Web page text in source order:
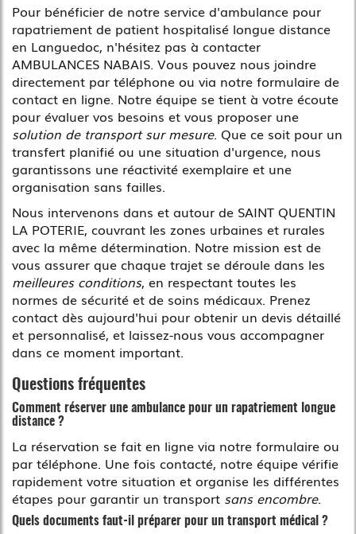
Pour bénéficier de notre service d'ambulance pour
rapatriement de patient hospitalisé longue distance
en Languedoc, n'hésitez pas à contacter
AMBULANCES NABAIS. Vous pouvez nous joindre
directement par téléphone ou via notre formulaire de
contact en ligne. Notre équipe se tient à votre écoute
pour évaluer vos besoins et vous proposer une
solution de transport sur mesure. Que ce soit pour un
transfert planifié ou une situation d'urgence, nous
garantissons une réactivité exemplaire et une
organisation sans failles.
Nous intervenons dans et autour de SAINT QUENTIN
LA POTERIE, couvrant les zones urbaines et rurales
avec la même détermination. Notre mission est de
vous assurer que chaque trajet se déroule dans les
meilleures conditions, en respectant toutes les
normes de sécurité et de soins médicaux. Prenez
contact dès aujourd'hui pour obtenir un devis détaillé
et personnalisé, et laissez-nous vous accompagner
dans ce moment important.
Questions fréquentes
Comment réserver une ambulance pour un rapatriement longue
distance ?
La réservation se fait en ligne via notre formulaire ou
par téléphone. Une fois contacté, notre équipe vérifie
rapidement votre situation et organise les différentes
étapes pour garantir un transport sans encombre.
Quels documents faut-il préparer pour un transport médical ?